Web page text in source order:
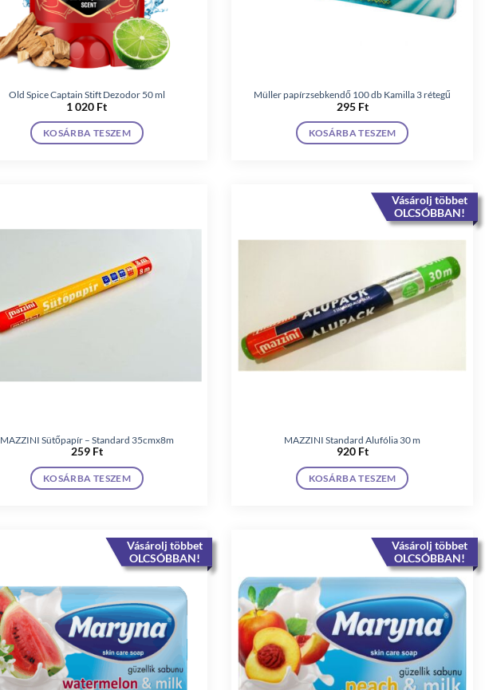
Old Spice Captain Stift Dezodor 50 ml
1 020 Ft
KOSÁRBA TESZEM
Müller papírzsebkendő 100 db Kamilla 3 rétegű
295 Ft
KOSÁRBA TESZEM
MAZZINI Sütőpapír – Standard 35cmx8m
259 Ft
KOSÁRBA TESZEM
Vásárolj többet
OLCSÓBBAN!
MAZZINI Standard Alufólia 30 m
920 Ft
KOSÁRBA TESZEM
Vásárolj többet
OLCSÓBBAN!
Vásárolj többet
OLCSÓBBAN!